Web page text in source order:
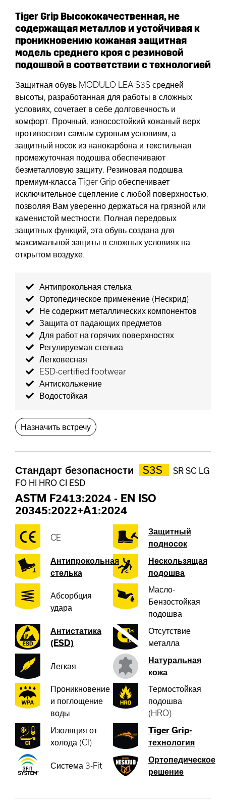
Tiger Grip Высококачественная, не
содержащая металлов и устойчивая к
проникновению кожаная защитная
модель среднего кроя с резиновой
подошвой в соответствии с технологией
Защитная обувь MODULO LEA S3S средней
высоты, разработанная для работы в сложных
условиях, сочетает в себе долговечность и
комфорт. Прочный, износостойкий кожаный верх
противостоит самым суровым условиям, а
защитный носок из нанокарбона и текстильная
промежуточная подошва обеспечивают
безметалловую защиту. Резиновая подошва
премиум-класса Tiger Grip обеспечивает
исключительное сцепление с любой поверхностью,
позволяя Вам уверенно держаться на грязной или
каменистой местности. Полная передовых
защитных функций, эта обувь создана для
максимальной защиты в сложных условиях на
открытом воздухе.
Антипрокольная стелька
Ортопедическое применение (Нескрид)
Не содержит металлических компонентов
Защита от падающих предметов
Для работ на горячих поверхностях
Регулируемая стелька
Легковесная
ESD-certified footwear
Антискольжение
Водостойкая
Назначить встречу
Стандарт безопасности S3S
SR SC LG
FO HI HRO CI ESD
ASTM F2413:2024 - EN ISO
20345:2022+A1:2024
CE
Защитный
подносок
Антипрокольная
стелька
Нескользящая
подошва
Абсорбция
удара
Масло-
Бензостойкая
подошва
Антистатика
(ESD)
Отсутствие
металла
Легкая
Натуральная
кожа
Проникновение
и поглощение
воды
Термостойкая
подошва
(HRO)
Изоляция от
холода (CI)
Tiger Grip-
технология
Система 3-Fit
Ортопедическое
решение